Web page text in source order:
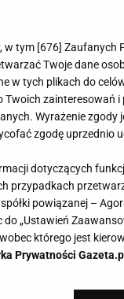
w tym [676] Zaufanych
Twoje dane
w tych plikach do
zainteresowań i
Wyrażenie zgody
zgodę uprzednio
dotyczących
przypadkach
powiązanej –
„Ustawień
którego jest
Prywatności Gazeta.pl